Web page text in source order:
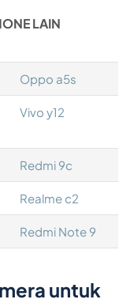
LAIN
Oppo a5s
Vivo y12
Redmi 9c
Realme c2
Redmi Note 9
untuk